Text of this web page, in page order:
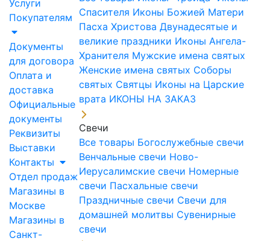
Услуги
Покупателям
Документы
для договора
Оплата и
доставка
Официальные
документы
Реквизиты
Выставки
Контакты
Отдел продаж
Магазины в
Москве
Магазины в
Санкт-
Спасителя Иконы Божией Матери
Пасха Христова Двунадесятые и
великие праздники Иконы Ангела-
Хранителя Мужские имена святых
Женские имена святых Соборы
святых Святцы Иконы на Царские
врата ИКОНЫ НА ЗАКАЗ
Свечи
Все товары Богослужебные свечи
Венчальные свечи Ново-
Иерусалимские свечи Номерные
свечи Пасхальные свечи
Праздничные свечи Свечи для
домашней молитвы Сувенирные
свечи